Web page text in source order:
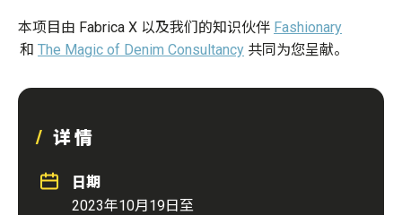
详情
日期
2023年10月19日至
本项目由 Fabrica X 以及我们的知识伙伴 Fashionary
和 The Magic of Denim Consultancy 共同为您呈献。